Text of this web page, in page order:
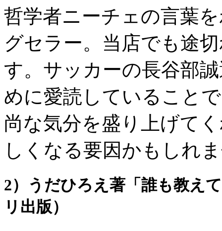
哲学者ニーチェの言葉
グセラー。当店でも途
す。サッカーの長谷部
めに愛読していること
尚な気分を盛り上げて
しくなる要因かもしれ
2）うだひろえ著「誰も教え
リ出版）